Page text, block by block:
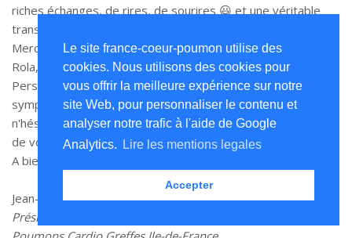
Le site france-coeur-poumon utilise des
cookies. Nous utilisons des cookies pour
vous offrir la meilleure expérience sur notre
site Web, pour personnaliser le contenu et
analyser notre trafic à l'aide de Google
Analytics.
Lire les mentions legales
Accepter
riches échanges, de rires, de sourires 😃 et une véritable
transmission de joie de vivre de tout un chacun.
Merci à Henri, Josiane, Marie-Christine, Thierry, Francine,
Rola, Stevens et Adrien pour leur présence.
Personnes greffés et/ou en attente greffe, aidants,
sympathisants, personnel du monde médical et plus encore,
n'hésitez pas à nous rejoindre, nous nous ferons un plaisir
de vous accueillir.
A bientôt.
Jean-Robert Darlis
Président de L'Association des Greffés du Cœur et des